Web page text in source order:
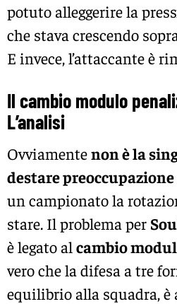
potuto alleggerire la
che stava crescendo
E invece, l’attaccante è
Il cambio modulo
L’analisi
Ovviamentenon è la
destare preoccupazione
un campionato la
stare. Il problema per
è legato al cambio
vero che la difesa a tre
equilibrio alla squadra,